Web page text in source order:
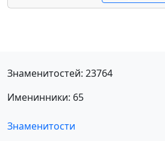
Знаменитостей: 23764
Именинники: 65
Знаменитости